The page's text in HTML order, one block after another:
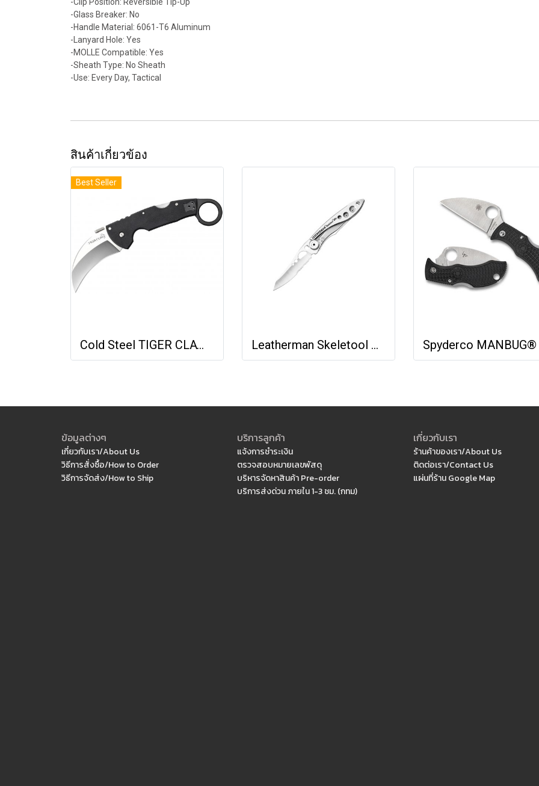
-Glass Breaker: No
-Handle Material: 6061-T6 Aluminum
-Lanyard Hole: Yes
-MOLLE Compatible: Yes
-Sheath Type: No Sheath
-Use: Every Day, Tactical
สินค้าเกี่ยวข้อง
Best Seller
Cold Steel TIGER CLAW - PLAIN EDGE (S35VN) Leatherman Skeletool KBx
ข้อมูลต่างๆ
เกี่ยวกับเรา/About Us
วิธีการสั่งซื้อ/How to Order
วิธีการจัดส่ง/How to Ship
บริการลูกค้า
แจ้งการชำระเงิน
ตรวจสอบหมายเลขพัสดุ
บริหารจัดหาสินค้า Pre-order
บริการส่งด่วน ภายใน 1-3 ชม. (กทม)
เกี่ยวกับเรา
ร้านค้าของเรา/About Us
ติดต่อเรา/Contact Us
แผ่นที่ร้าน Google Map